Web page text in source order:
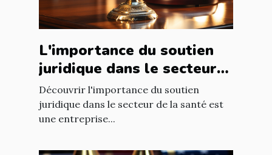
L'importance du soutien
juridique dans le secteur
de la santé
Découvrir l'importance du soutien
juridique dans le secteur de la santé est
une entreprise...